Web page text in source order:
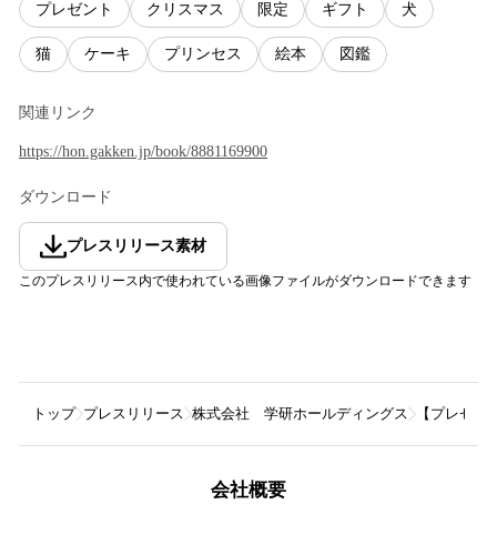
プレゼント クリスマス 限定 ギフト 犬
猫 ケーキ プリンセス 絵本 図鑑
関連リンク
https://hon.gakken.jp/book/8881169900
ダウンロード
プレスリリース素材
このプレスリリース内で使われている画像ファイルがダウンロードできます
トップ プレスリリース 株式会社 学研ホールディングス 【プレゼ
会社概要